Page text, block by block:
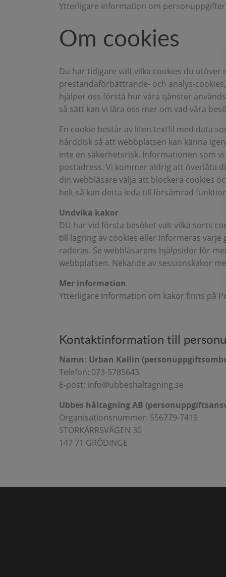
Ytterligare information om
Om cookies
Du har tidigare valt vilka cookies du
prestandaförbättrande- och analys-
hjälper oss förstå hur våra tjänster
så sätt kan vi lära oss mer om vad våra
En cookie består av liten textfil med data
hårddisk så att webbplatsen kan känna
inte en säkerhetsrisk. Informationen som
postadress. Vi kommer aldrig att överlåta
din webbläsare välja att blockera cookies
helt så kan detta leda till försämrad
Undvika kakor
DU har vid första besöket valt vilka sorts
till lagring av cookies eller informeras varje
raderas. Se webbläsarens hjälpsidor för
webbplatsen. Nekande av sessionskakor
Mer information
Ytterligare information om kakor finns på
Kontaktinformation till
Namn: Urban Kallin
Telefon: 073-5785643
E-post: info@ubbeshaltagning.se
Ubbes håltagning AB
Organisationsnummer: 556779-7419
STORKÄRRSVÄGEN 30
147 71 GRÖDINGE